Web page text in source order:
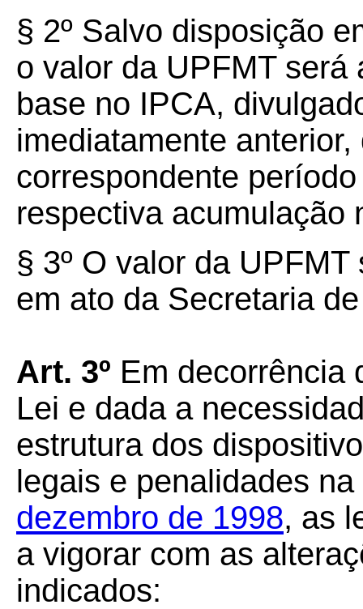
§ 2º Salvo disposição
o valor da UPFMT
base no IPCA,
imediatamente
correspondente
respectiva acumulação
§ 3º O valor da
em ato da Secretaria
Art. 3º Em decorrência
Lei e dada a
estrutura dos
legais e penalidades na
dezembro de 1998, as
a vigorar com as
indicados: